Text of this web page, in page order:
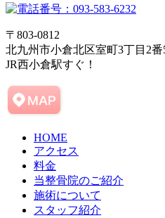
〒803-0812
北九州市小倉北区室町3丁目2番
JR西小倉駅すぐ！
HOME
アクセス
料金
当整骨院のご紹介
施術について
スタッフ紹介